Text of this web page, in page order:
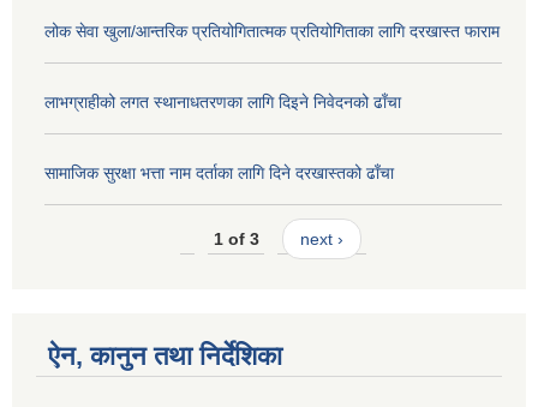
लोक सेवा खुला/आन्तरिक प्रतियोगितात्मक प्रतियोगिताका लागि दरखास्त फाराम
लाभग्राहीको लगत स्थानाधतरणका लागि दिइने निवेदनको ढाँचा
सामाजिक सुरक्षा भत्ता नाम दर्ताका लागि दिने दरखास्तको ढाँचा
1 of 3 next ›
ऐन, कानुन तथा निर्देशिका